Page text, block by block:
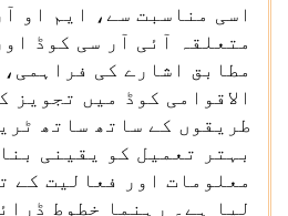
اسی مناسبت سے، ایم او
متعلقہ آئی آر سی کوڈ
مطابق اشارے کی
الاقوامی کوڈ میں تجویز
طریقوں کے ساتھ ساتھ
بہتر تعمیل کو یقینی
معلومات اور فعالیت کے
لیا ہے۔ رہنما خطوط